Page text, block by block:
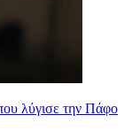
λύγισε την Πάφο